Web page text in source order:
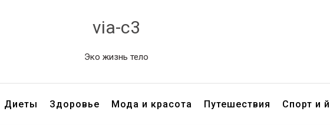
via-c3
Эко жизнь тело
Диеты Здоровье Мода и красота Путешествия Спорт и